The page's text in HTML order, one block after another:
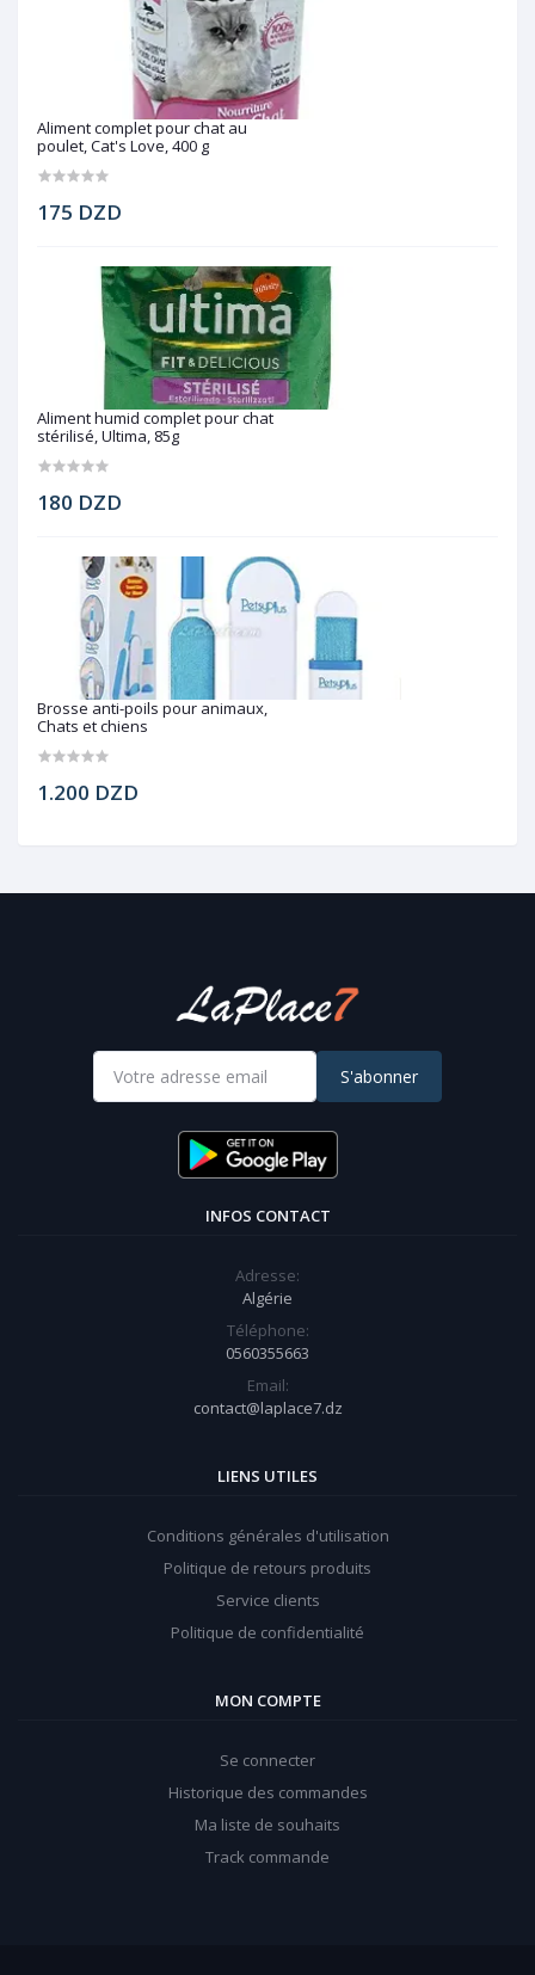
Aliment complet pour chat au
poulet, Cat's Love, 400 g
175 DZD
Aliment humid complet pour chat
stérilisé, Ultima, 85g
180 DZD
Brosse anti-poils pour animaux,
Chats et chiens
1.200 DZD
S'abonner
INFOS CONTACT
Adresse:
Algérie
Téléphone:
0560355663
Email:
contact@laplace7.dz
LIENS UTILES
Conditions générales d'utilisation
Politique de retours produits
Service clients
Politique de confidentialité
MON COMPTE
Se connecter
Historique des commandes
Ma liste de souhaits
Track commande